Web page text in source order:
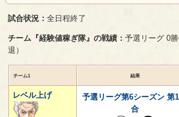
試合状況：全日程終了
チーム『経験値稼ぎ隊』の戦績：予選リーグ 0
退）
チーム1 結果
レベル上げ
予選リーグ第6シーズン 第
合